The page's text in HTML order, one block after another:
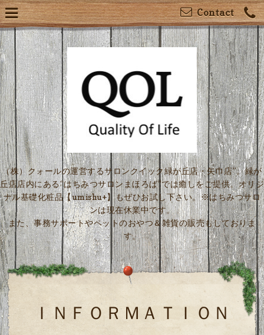
Contact
（株）クォールの運営するサロンクイック緑が丘店・矢巾店”。緑が
丘店店内にある“はちみつサロンまほろば”では癒しをご提供。オリジ
ナル基礎化粧品【umishu+】もぜひお試し下さい。※はちみつサロ
ンは現在休業中です。
また、事務サポートやペットのおやつ＆雑貨の販売もしておりま
す。
ＩＮＦＯＲＭＡＴＩＯＮ